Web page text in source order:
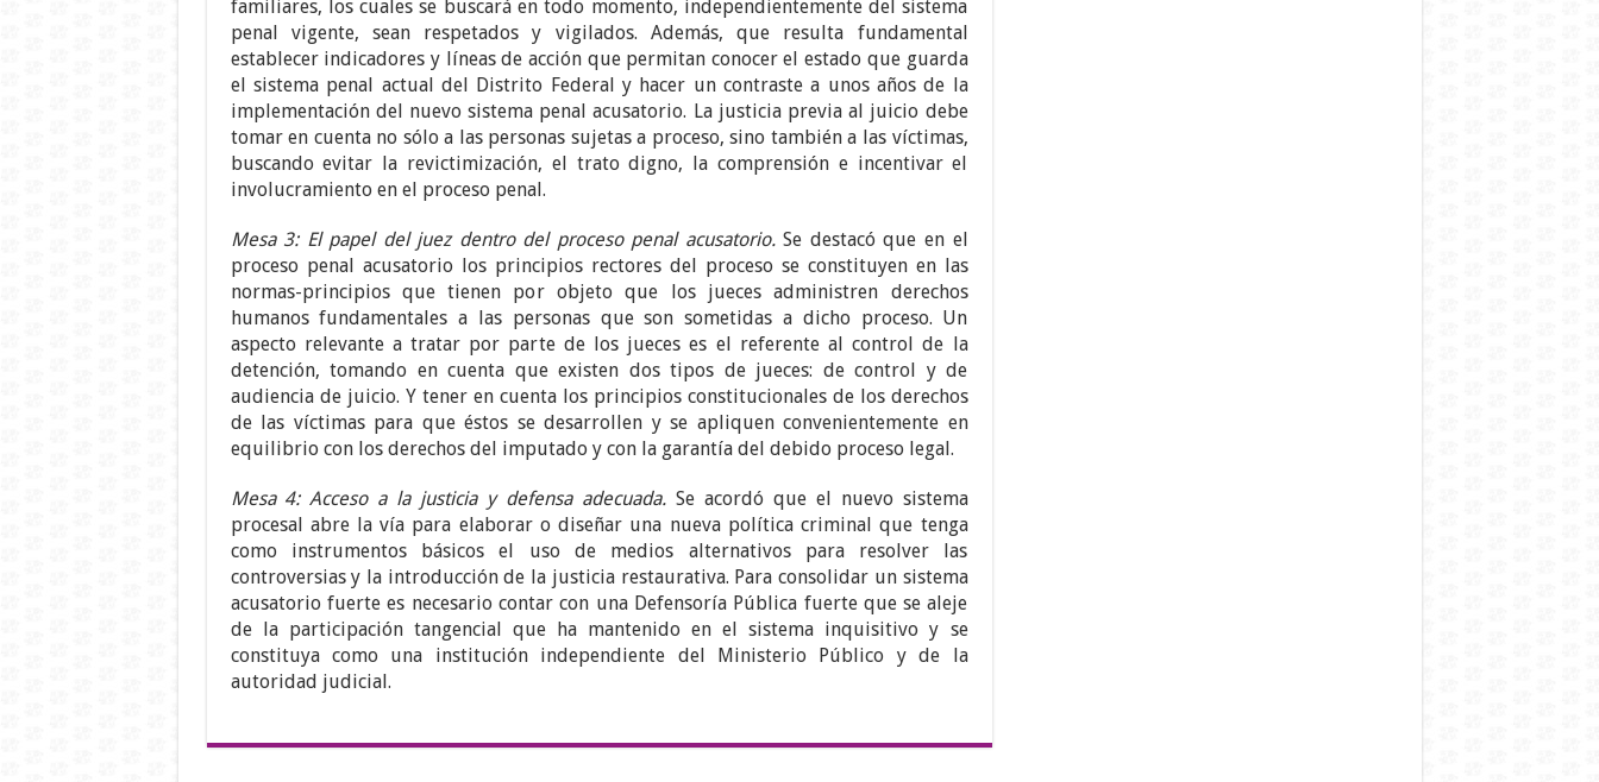
familiares, los cuales se buscará en todo momento, independientemente del sistema
penal vigente, sean respetados y vigilados. Además, que resulta fundamental
establecer indicadores y líneas de acción que permitan conocer el estado que guarda
el sistema penal actual del Distrito Federal y hacer un contraste a unos años de la
implementación del nuevo sistema penal acusatorio. La justicia previa al juicio debe
tomar en cuenta no sólo a las personas sujetas a proceso, sino también a las víctimas,
buscando evitar la revictimización, el trato digno, la comprensión e incentivar el
involucramiento en el proceso penal.
Mesa 3: El papel del juez dentro del proceso penal acusatorio.Se destacó que en el
proceso penal acusatorio los principios rectores del proceso se constituyen en las
normas-principios que tienen por objeto que los jueces administren derechos
humanos fundamentales a las personas que son sometidas a dicho proceso. Un
aspecto relevante a tratar por parte de los jueces es el referente al control de la
detención, tomando en cuenta que existen dos tipos de jueces: de control y de
audiencia de juicio. Y tener en cuenta los principios constitucionales de los derechos
de las víctimas para que éstos se desarrollen y se apliquen convenientemente en
equilibrio con los derechos del imputado y con la garantía del debido proceso legal.
Mesa 4: Acceso a la justicia y defensa adecuada.Se acordó que el nuevo sistema
procesal abre la vía para elaborar o diseñar una nueva política criminal que tenga
como instrumentos básicos el uso de medios alternativos para resolver las
controversias y la introducción de la justicia restaurativa. Para consolidar un sistema
acusatorio fuerte es necesario contar con una Defensoría Pública fuerte que se aleje
de la participación tangencial que ha mantenido en el sistema inquisitivo y se
constituya como una institución independiente del Ministerio Público y de la
autoridad judicial.